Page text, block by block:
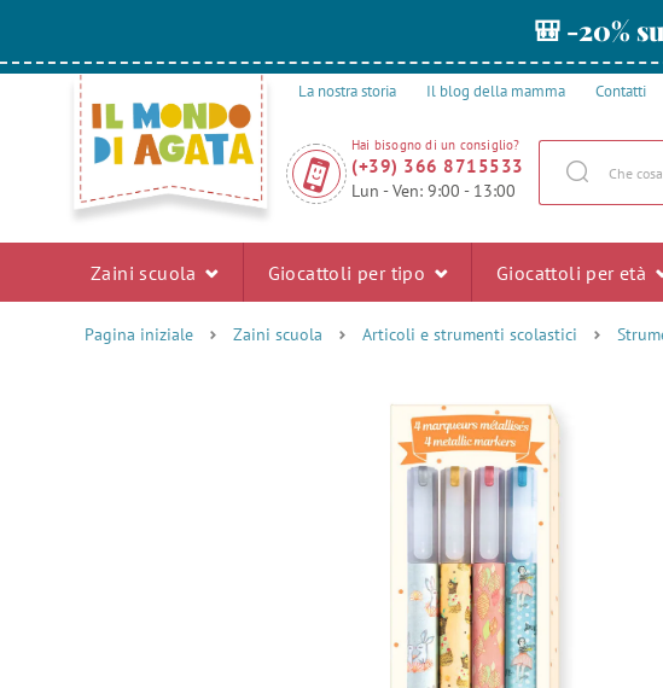
🎒 -20%
La nostra storia Il blog della mamma Contatti
Hai bisogno di un consiglio?
(+39) 366 8715533
Lun - Ven: 9:00 - 13:00
Zaini scuola Giocattoli per tipo Giocattoli per età
Pagina iniziale Zaini scuola Articoli e strumenti scolastici